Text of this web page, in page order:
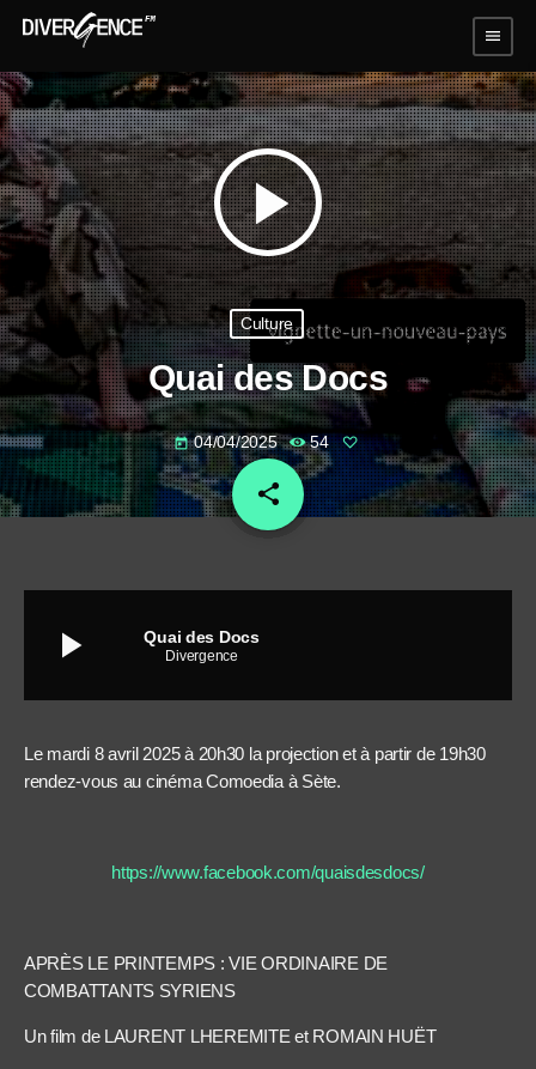
menu
play_arrow
Culture
Quai des Docs
today 04/04/2025 54
share
email
play_arrow Quai des Docs
Divergence
Le mardi 8 avril 2025 à 20h30 la projection et à partir de 19h30
rendez-vous au cinéma Comoedia à Sète.
https://www.facebook.com/quaisdesdocs/
APRÈS LE PRINTEMPS : VIE ORDINAIRE DE
COMBATTANTS SYRIENS
Un film de LAURENT LHEREMITE et ROMAIN HUËT